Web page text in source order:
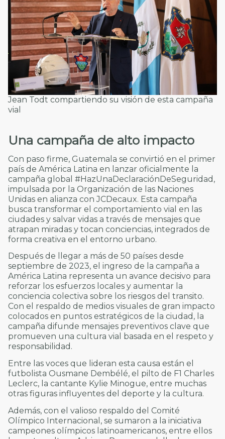
Jean Todt compartiendo su visión de esta campaña
vial
Una campaña de alto impacto
Con paso firme, Guatemala se convirtió en el primer
país de América Latina en lanzar oficialmente la
campaña global #HazUnaDeclaraciónDeSeguridad,
impulsada por la Organización de las Naciones
Unidas en alianza con JCDecaux. Esta campaña
busca transformar el comportamiento vial en las
ciudades y salvar vidas a través de mensajes que
atrapan miradas y tocan conciencias, integrados de
forma creativa en el entorno urbano.
Después de llegar a más de 50 países desde
septiembre de 2023, el ingreso de la campaña a
América Latina representa un avance decisivo para
reforzar los esfuerzos locales y aumentar la
conciencia colectiva sobre los riesgos del transito.
Con el respaldo de medios visuales de gran impacto
colocados en puntos estratégicos de la ciudad, la
campaña difunde mensajes preventivos clave que
promueven una cultura vial basada en el respeto y
responsabilidad.
Entre las voces que lideran esta causa están el
futbolista Ousmane Dembélé, el pilto de F1 Charles
Leclerc, la cantante Kylie Minogue, entre muchas
otras figuras influyentes del deporte y la cultura.
Además, con el valioso respaldo del Comité
Olímpico Internacional, se sumaron a la iniciativa
campeones olímpicos latinoamericanos, entre ellos